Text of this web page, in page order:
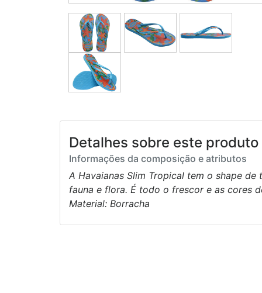
Detalhes sobre este produto
Informações da composição e atributos
A Havaianas Slim Tropical tem o shape
fauna e flora. É todo o frescor e as cores
Material: Borracha